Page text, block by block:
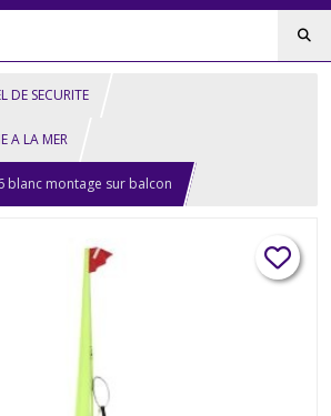
DE SECURITE
A LA MER
blanc montage sur balcon